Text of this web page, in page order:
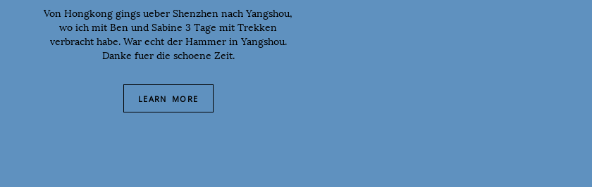
Von Hongkong gings ueber Shenzhen nach Yangshou,
wo ich mit Ben und Sabine 3 Tage mit Trekken
verbracht habe. War echt der Hammer in Yangshou.
Danke fuer die schoene Zeit.
LEARN MORE